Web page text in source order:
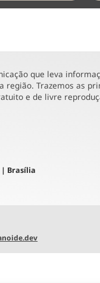
que leva
região. Trazemos as
e de livre
| Brasília